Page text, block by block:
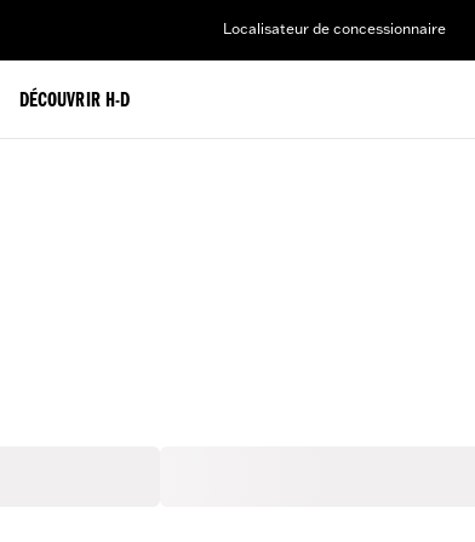
Localisateur de concessionnaire
DÉCOUVRIR H-D